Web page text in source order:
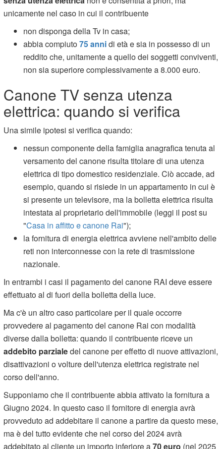
unicamente nel caso in cui il contribuente
non disponga della Tv in casa;
abbia compiuto75 annidi età e sia in possesso di un
reddito che, unitamente a quello dei soggetti conviventi,
non sia superiore complessivamente a 8.000 euro.
Canone TV senza utenza
elettrica: quando si verifica
Una simile ipotesi si verifica quando:
nessun componente della famiglia anagrafica tenuta al
versamento del canone risulta titolare di una utenza
elettrica di tipo domestico residenziale. Ciò accade, ad
esempio, quando si risiede in un appartamento in cui è
si presente un televisore, ma la bolletta elettrica risulta
intestata al proprietario dell'immobile (leggi il post su
"Casa in affitto e canone Rai");
la fornitura di energia elettrica avviene nell'ambito delle
reti non interconnesse con la rete di trasmissione
nazionale.
In entrambi i casi il pagamento del canone RAI deve essere
effettuato al di fuori della bolletta della luce.
Ma c'è un altro caso particolare per il quale occorre
provvedere al pagamento del canone Rai con modalità
diverse dalla bolletta: quando il contribuente riceve un
addebito parzialedel canone per effetto di nuove attivazioni,
disattivazioni o volture dell'utenza elettrica registrate nel
corso dell'anno.
Supponiamo che il contribuente abbia attivato la fornitura a
Giugno 2024. In questo caso il fornitore di energia avrà
provveduto ad addebitare il canone a partire da questo mese,
ma è del tutto evidente che nel corso del 2024 avrà
addebitato al cliente un importo inferiore a70 euro (nel 2025